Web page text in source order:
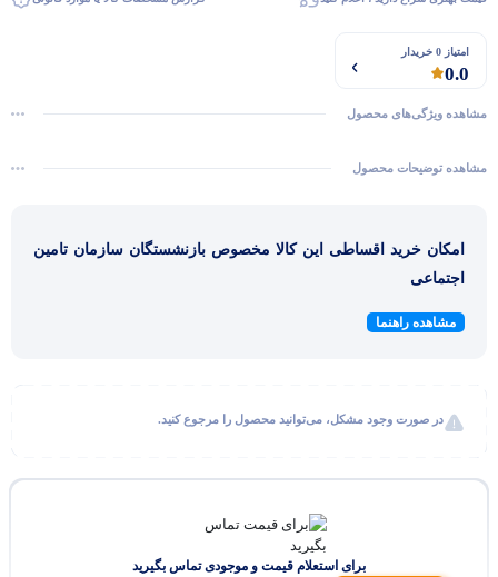
امتیاز 0 خریدار
0.0
مشاهده ویژگی‌های محصول
مشاهده توضیحات محصول
امکان خرید اقساطی این کالا مخصوص بازنشستگان سازمان تامین
اجتماعی
مشاهده راهنما
در صورت وجود مشکل، می‌توانید محصول را مرجوع کنید.
برای استعلام قیمت و موجودی تماس بگیرید